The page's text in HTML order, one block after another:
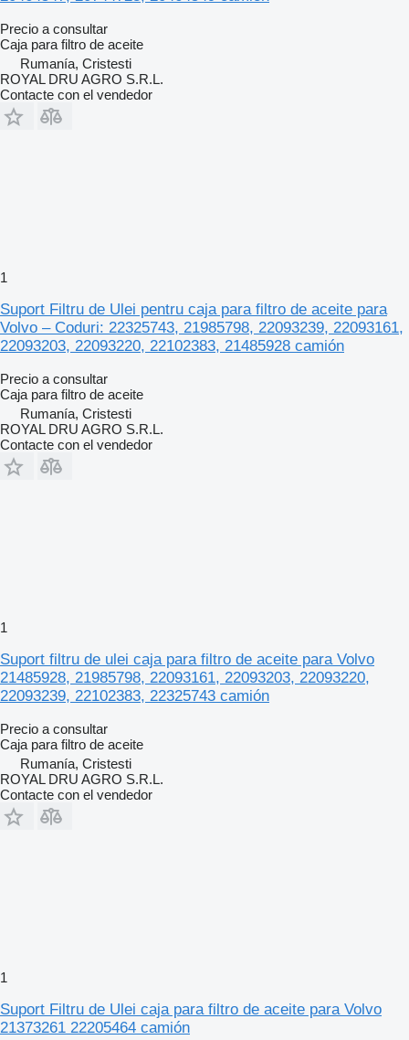
Precio a consultar
Caja para filtro de aceite
Rumanía, Cristesti
ROYAL DRU AGRO S.R.L.
Contacte con el vendedor
1
Suport Filtru de Ulei pentru caja para filtro de aceite para
Volvo – Coduri: 22325743, 21985798, 22093239, 22093161,
22093203, 22093220, 22102383, 21485928 camión
Precio a consultar
Caja para filtro de aceite
Rumanía, Cristesti
ROYAL DRU AGRO S.R.L.
Contacte con el vendedor
1
Suport filtru de ulei caja para filtro de aceite para Volvo
21485928, 21985798, 22093161, 22093203, 22093220,
22093239, 22102383, 22325743 camión
Precio a consultar
Caja para filtro de aceite
Rumanía, Cristesti
ROYAL DRU AGRO S.R.L.
Contacte con el vendedor
1
Suport Filtru de Ulei caja para filtro de aceite para Volvo
21373261 22205464 camión